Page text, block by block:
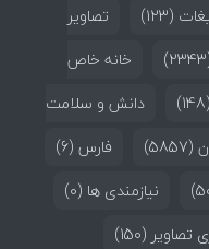
(123)
تصاویر
خانه خاص
(148)
دانش و سلامت
(5857) فارس (6)
نیازمندی ها (0)
تصاویر (150)